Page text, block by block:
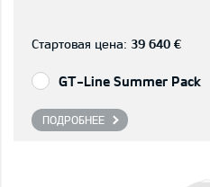
Стартовая цена: 39 640 €
GT-Line Summer Pack
ПОДРОБНЕЕ